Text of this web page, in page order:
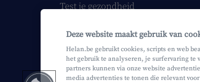
Test je gezondheid
Helan printmagazine
Deze website maakt gebruik van
Helan.be gebruikt cookies, scripts en web
het gebruik te analyseren, je surfervaring te
partners kunnen via onze website
media advertenties te tonen die relevant